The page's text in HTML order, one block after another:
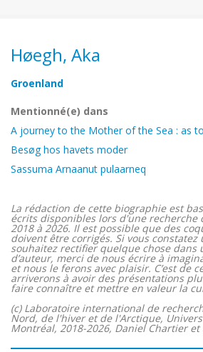
Høegh, Aka
Groenland
Mentionné(e) dans
A journey to the Mother of the Sea : as
Besøg hos havets moder
Sassuma Arnaanut pulaarneq
La rédaction de cette biographie est
écrits disponibles lors d'une recherche
2018 à 2026. Il est possible que des
doivent être corrigés. Si vous
souhaitez rectifier quelque chose dans
d’auteur, merci de nous écrire à
et nous le ferons avec plaisir. C’est de
arriverons à avoir des présentations
faire connaître et mettre en valeur la
(c) Laboratoire international de
Nord, de l'hiver et de l'Arctique,
Montréal, 2018-2026, Daniel Chartier et